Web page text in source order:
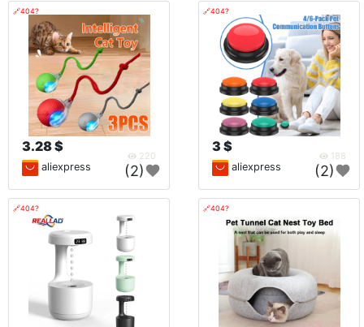
🔗404?
3.28 $
220
aliexpress (2)
🔗404?
3 $
188
aliexpress (2)
🔗404? 🔗404?